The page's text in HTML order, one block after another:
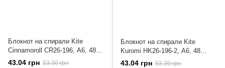
Блокнот на спирали Kite
Cinnamoroll CR26-196, А6, 48
листов, нелинованный
43.04 грн 53.30 грн
Блокнот на спирали Kite
Kuromi HK26-196-2, А6, 48
листов, нелинованный
43.04 грн 53.30 грн